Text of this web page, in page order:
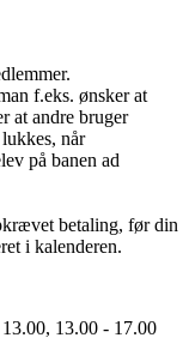
f.eks. ønsker at
at andre bruger
når
på banen ad
betaling, før din
i kalenderen.
13.00 - 17.00